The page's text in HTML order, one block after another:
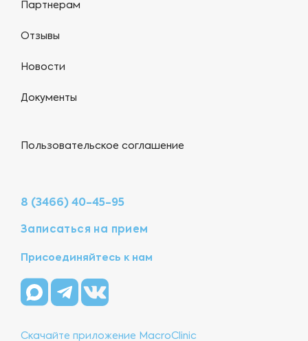
Партнерам
Отзывы
Новости
Документы
Пользовательское соглашение
8 (3466) 40-45-95
Записаться на прием
Присоединяйтесь к нам
Скачайте приложение MacroClinic